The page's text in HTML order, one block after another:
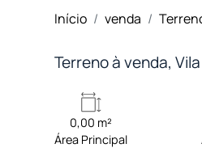
Início venda
Terreno à venda,
0,00 m²
Área Principal